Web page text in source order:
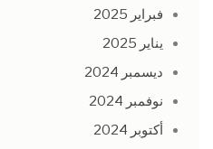
فبراير 2025
يناير 2025
ديسمبر 2024
نوفمبر 2024
أكتوبر 2024